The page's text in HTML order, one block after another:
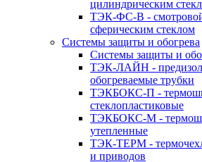
цилиндрическим
ТЭК-ФС-В -
сферическим стеклом
Системы защиты и обогрева
Системы защиты и
ТЭК-ЛАЙН -
обогреваемые трубки
ТЭКБОКС-П -
стеклопластиковые
ТЭКБОКС-М -
утепленные
ТЭК-ТЕРМ -
и приводов